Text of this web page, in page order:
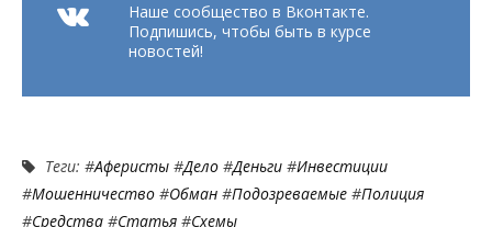
Наше сообщество в Вконтакте.
Подпишись, чтобы быть в курсе
новостей!
Теги: #Аферисты #Дело #Деньги #Инвестиции
#Мошенничество #Обман #Подозреваемые #Полиция
#Средства #Статья #Схемы